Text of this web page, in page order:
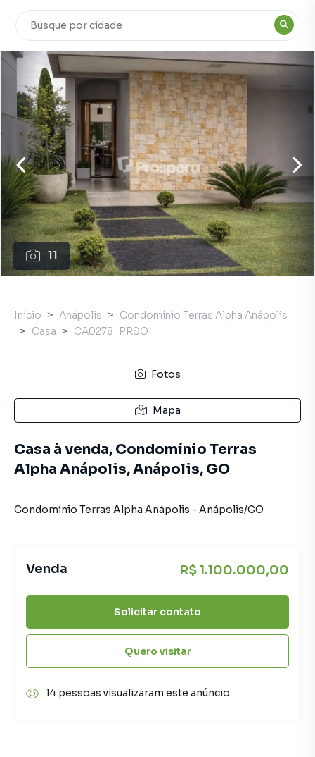
11
Início Anápolis
Condomínio Terras Alpha Anápolis
Casa
CA0278_PRSOI
Fotos
Mapa
Casa à venda, Condomínio Terras
Alpha Anápolis, Anápolis, GO
Condomínio Terras Alpha Anápolis - Anápolis/GO
Venda R$ 1.100.000,00
Solicitar contato
Quero visitar
14 pessoas visualizaram este anúncio